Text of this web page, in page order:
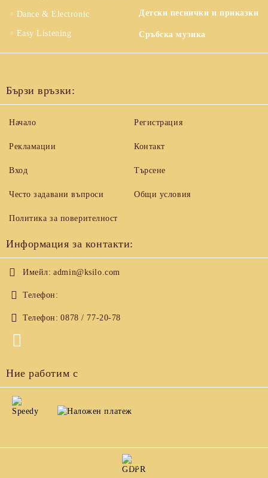
Dance & Electronic
Easy Listening
Детски песнички и приказки
Сръбска музика
Бързи връзки:
Начало
Рекламации
Вход
Често задавани въпроси
Регистрация
Контакт
Търсене
Общи условия
Политика за поверителност
Информация за контакти:
Имейл: admin@ksilo.com
Телефон:
Телефон: 0878 / 77-20-78
Ние работим с
GDPR